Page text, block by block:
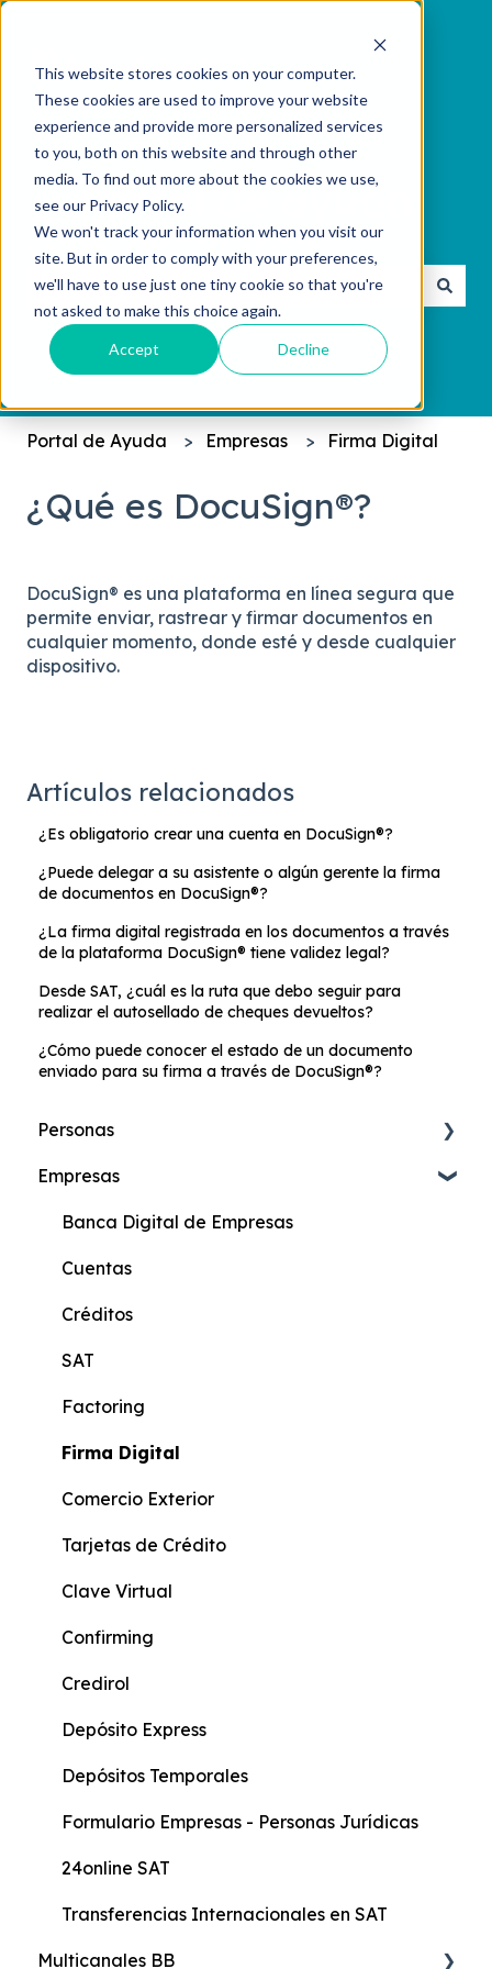
This website stores cookies on your computer.
These cookies are used to improve your website
experience and provide more personalized services
to you, both on this website and through other
media. To find out more about the cookies we use,
see our Privacy Policy.
We won't track your information when you visit our
site. But in order to comply with your preferences,
we'll have to use just one tiny cookie so that you're
not asked to make this choice again.
Accept Decline
¿Cómo podemos ayudarte?
No hay sugerencias porque el campo de
Portal de Ayuda Empresas Firma Digital
¿Qué es DocuSign®?
DocuSign® es una plataforma en línea segura que
permite enviar, rastrear y firmar documentos en
cualquier momento, donde esté y desde cualquier
dispositivo.
Artículos relacionados
¿Es obligatorio crear una cuenta en DocuSign®?
¿Puede delegar a su asistente o algún gerente la firma
de documentos en DocuSign®?
¿La firma digital registrada en los documentos a través
de la plataforma DocuSign® tiene validez legal?
Desde SAT, ¿cuál es la ruta que debo seguir para
realizar el autosellado de cheques devueltos?
¿Cómo puede conocer el estado de un documento
enviado para su firma a través de DocuSign®?
Personas
Cuenta de Ahorros Online
Cuenta Más Online
Cuenta Ahorros
Cuenta Corriente
Cuenta Más
Beneficiario de Giros
Cuenta KIDS
Cuenta Joven
Score Crediticio
Actualización de Datos
Formularios Persona Natural
Formularios persona natural con actividad
Empresas
Banca Digital de Empresas
Cuentas
Créditos
SAT
Factoring
Firma Digital
Comercio Exterior
Tarjetas de Crédito
Clave Virtual
Confirming
Credirol
Depósito Express
Depósitos Temporales
Formulario Empresas - Personas Jurídicas
24online SAT
Transferencias Internacionales en SAT
Multicanales BB